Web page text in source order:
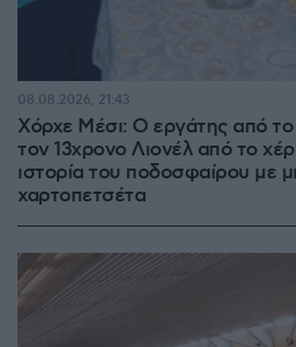
Χόρχε Μέσι: Ο εργάτης από
τον 13χρονο Λιονέλ από το
ιστορία του ποδοσφαίρου με
χαρτοπετσέτα
08.08.2026, 21:43